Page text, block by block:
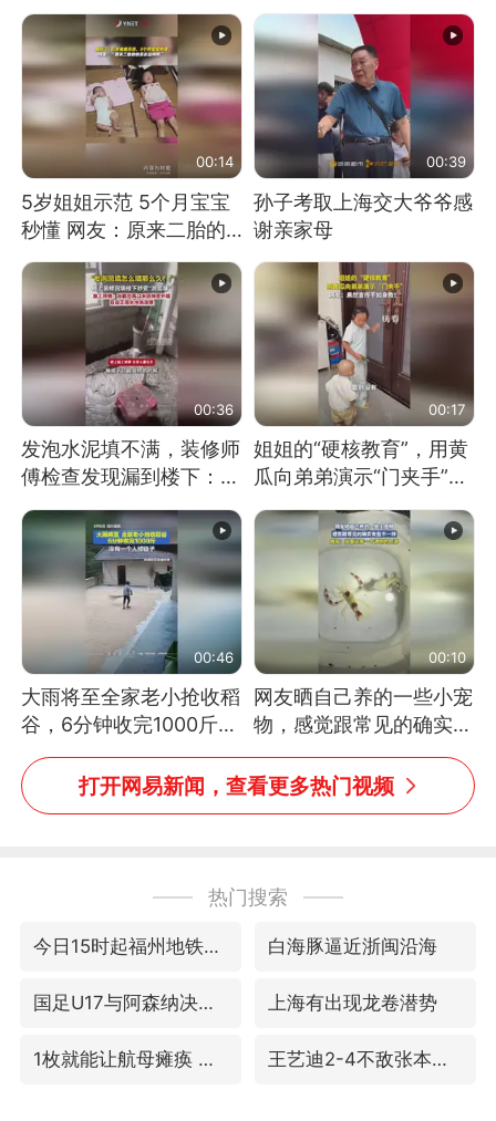
00:14
5岁姐姐示范 5个月宝宝
秒懂 网友：原来二胎的
快乐长这样
00:39
孙子考取上海交大爷爷感
谢亲家母
00:36
发泡水泥填不满，装修师
傅检查发现漏到楼下：出
风口未延伸到外墙
00:17
姐姐的“硬核教育”，用黄
瓜向弟弟演示“门夹手”，
网友：果然言传不如身
教！
00:46
大雨将至全家老小抢收稻
谷，6分钟收完1000斤，
没有一个人掉链子
00:10
网友晒自己养的一些小宠
物，感觉跟常见的确实有
些不一样
打开网易新闻，查看更多热门视频
热门搜索
今日15时起福州地铁高架区段停运 白海豚逼近浙闽沿海
国足U17与阿森纳决赛取消 并列冠军 上海有出现龙卷潜势
1枚就能让航母瘫痪 轰-6J实力有多强 王艺迪2-4不敌张本美和止步4强